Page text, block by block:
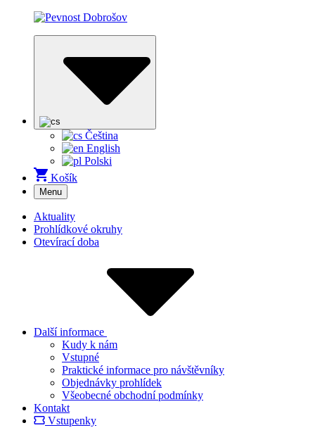
Čeština
English
Polski
Košík
Menu
Aktuality
Prohlídkové okruhy
Otevírací doba
Další informace
Kudy k nám
Vstupné
Praktické informace pro návštěvníky
Objednávky prohlídek
Všeobecné obchodní podmínky
Kontakt
Vstupenky